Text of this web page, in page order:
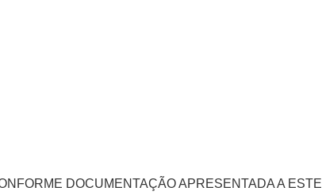
DOCUMENTAÇÃO APRESENTADA A ESTE